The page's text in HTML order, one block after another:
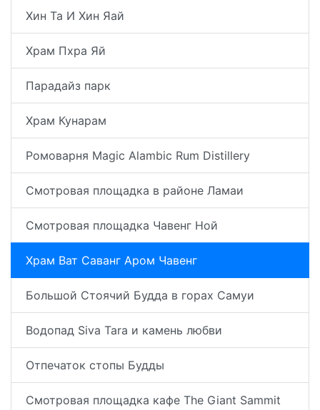
Хин Та И Хин Яай
Храм Пхра Яй
Парадайз парк
Храм Кунарам
Ромоварня Magic Alambic Rum Distillery
Смотровая площадка в районе Ламаи
Смотровая площадка Чавенг Ной
Храм Ват Саванг Аром Чавенг
Большой Стоячий Будда в горах Самуи
Водопад Siva Tara и камень любви
Отпечаток стопы Будды
Смотровая площадка кафе The Giant Sammit